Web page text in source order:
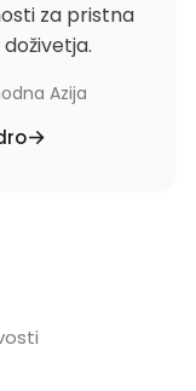
za pristna
Azija